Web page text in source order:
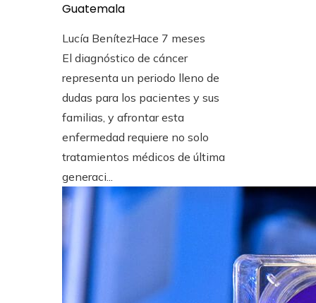
Guatemala
Lucía BenítezHace 7 meses
El diagnóstico de cáncer
representa un periodo lleno de
dudas para los pacientes y sus
familias, y afrontar esta
enfermedad requiere no solo
tratamientos médicos de última
generaci...